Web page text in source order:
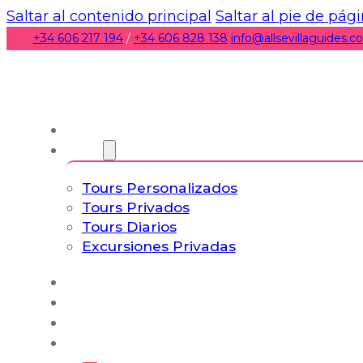
Saltar al contenido principal Saltar al pie de
+34 606 217 194/ +34 606 828 138
Tours Personalizados
Tours Privados
Tours Diarios
Excursiones Privadas